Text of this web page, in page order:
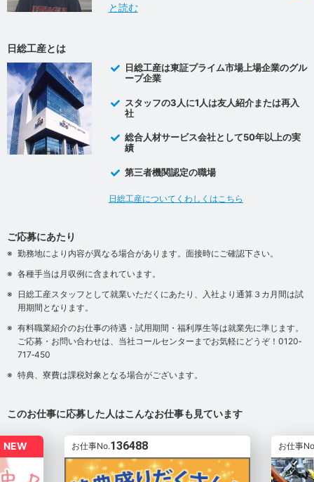
と読む
日総工産とは
日総工産は東証プライム市場上場企業のグル
ープ企業
スタッフの3人に1人は友人紹介または再入
社
総合人材サービス会社として50年以上の実
績
第三者機関認定の職場
日総工産についてくわしくはこちら
ご応募にあたり
勤務地により内容が異なる場合があります。面接時にご確認下さい。
各種手当は月収例に含まれています。
日総工産スタッフとして就業いただくにあたり、入社より通算３カ月間は試
用期間となります。
有料職業紹介のお仕事の待遇・試用期間・福利厚生等は就業先に準じます。
ご応募・お問い合わせは、当社コールセンターまでお気軽にどうぞ！0120‐
717‐450
特典、寮費は課税対象となる場合がございます。
このお仕事に応募した人はこんなお仕事も見ています
NEW お仕事No.136488 お仕事